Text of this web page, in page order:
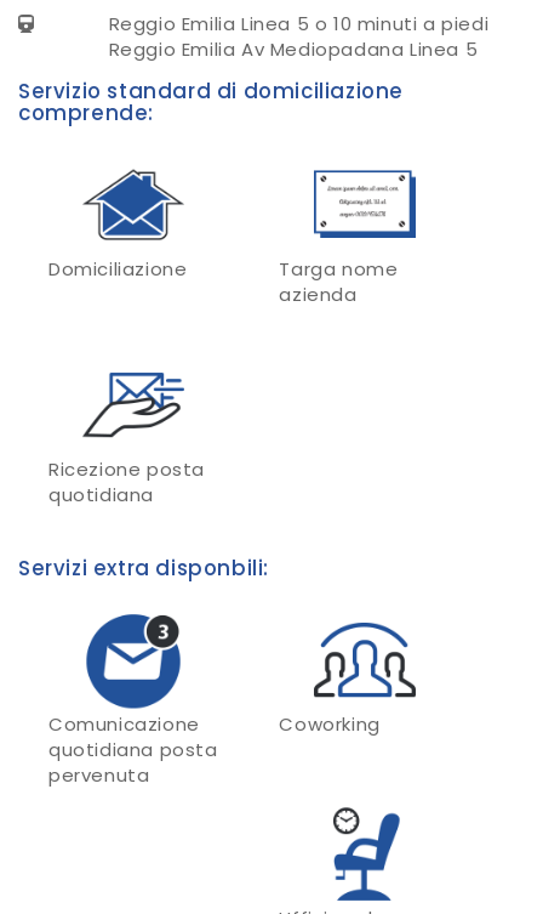
Reggio Emilia Linea 5 o 10 minuti a piedi
Reggio Emilia Av Mediopadana Linea 5
Servizio standard di domiciliazione
comprende:
Domiciliazione
Targa nome
azienda
Ricezione posta
quotidiana
Servizi extra disponbili:
Comunicazione
quotidiana posta
pervenuta
Coworking